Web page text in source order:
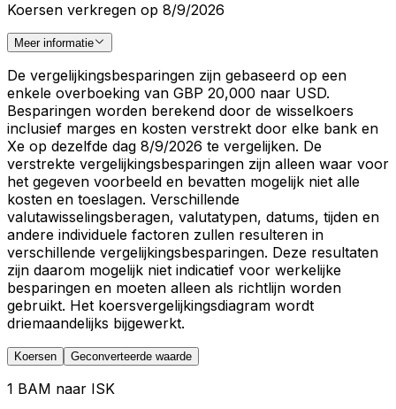
Koersen verkregen op 8/9/2026
Meer informatie
De vergelijkingsbesparingen zijn gebaseerd op een
enkele overboeking van GBP 20,000 naar USD.
Besparingen worden berekend door de wisselkoers
inclusief marges en kosten verstrekt door elke bank en
Xe op dezelfde dag 8/9/2026 te vergelijken. De
verstrekte vergelijkingsbesparingen zijn alleen waar voor
het gegeven voorbeeld en bevatten mogelijk niet alle
kosten en toeslagen. Verschillende
valutawisselingsberagen, valutatypen, datums, tijden en
andere individuele factoren zullen resulteren in
verschillende vergelijkingsbesparingen. Deze resultaten
zijn daarom mogelijk niet indicatief voor werkelijke
besparingen en moeten alleen als richtlijn worden
gebruikt. Het koersvergelijkingsdiagram wordt
driemaandelijks bijgewerkt.
Koersen Geconverteerde waarde
1 BAM naar ISK